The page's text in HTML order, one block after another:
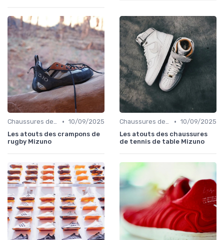
Chaussures de Football • 10/09/2025
Les atouts des crampons de
rugby Mizuno
Chaussures de Tennis • 10/09/2025
Les atouts des chaussures
de tennis de table Mizuno